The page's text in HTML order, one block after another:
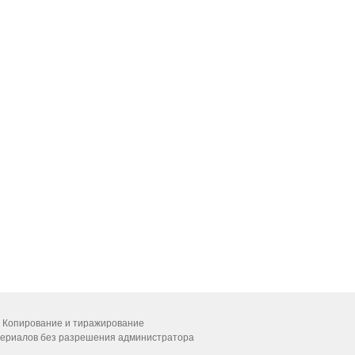
и тиражирование
без разрешения администратора